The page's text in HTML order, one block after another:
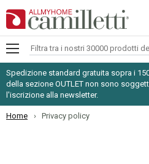
Spedizione standard gratuita sopra i
della sezione OUTLET non sono
l'iscrizione alla newsletter.
Home Privacy policy